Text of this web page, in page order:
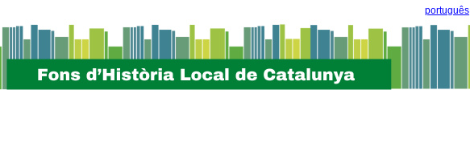
português